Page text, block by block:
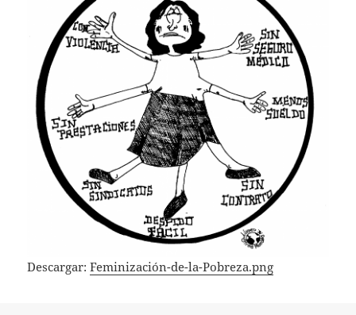
Descargar:Feminización-de-la-Pobreza.png